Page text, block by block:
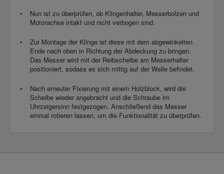
Nun ist zu überprüfen, ob Klingenhalter, Messerbolzen und
Motorachse intakt und nicht verbogen sind.
Zur Montage der Klinge ist diese mit dem abgewinkelten
Ende nach oben in Richtung der Abdeckung zu bringen.
Das Messer wird mit der Reibscheibe am Messerhalter
positioniert, sodass es sich mittig auf der Welle befindet.
Nach erneuter Fixierung mit einem Holzblock, wird die
Scheibe wieder angebracht und die Schraube im
Uhrzeigersinn festgezogen. Anschließend das Messer
einmal rotieren lassen, um die Funktionalität zu überprüfen.